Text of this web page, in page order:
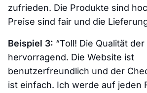
zufrieden. Die Produkte sind
Preise sind fair und die
Beispiel 3: “Toll! Die Qualität
hervorragend. Die Website ist
benutzerfreundlich und der
ist einfach. Ich werde auf jeden